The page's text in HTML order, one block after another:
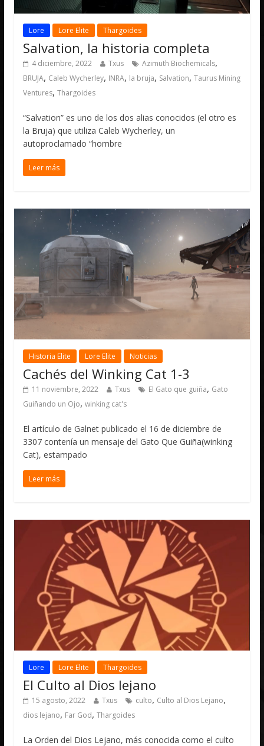
Lore Lore Elite Thargoides
Salvation, la historia completa
4 diciembre, 2022 Txus Azimuth Biochemicals,
BRUJA, Caleb Wycherley, INRA, la bruja, Salvation,Taurus Mining
Ventures,Thargoides
“Salvation” es uno de los dos alias conocidos (el otro es
la Bruja) que utiliza Caleb Wycherley, un
autoproclamado “hombre
Leer más
Historia Elite Lore Elite Noticias
Cachés del Winking Cat 1-3
11 noviembre, 2022 Txus El Gato que guiña, Gato
Guiñando un Ojo,winking cat's
El artículo de Galnet publicado el 16 de diciembre de
3307 contenía un mensaje del Gato Que Guiña(winking
Cat), estampado
Leer más
Lore Lore Elite Thargoides
El Culto al Dios lejano
15 agosto, 2022 Txus culto, Culto al Dios Lejano,
dios lejano, Far God,Thargoides
La Orden del Dios Lejano, más conocida como el culto